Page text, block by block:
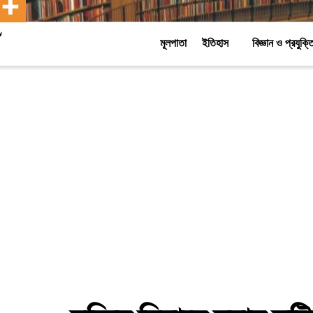
মূলপাতা ইতিহাস বিজ্ঞান ও